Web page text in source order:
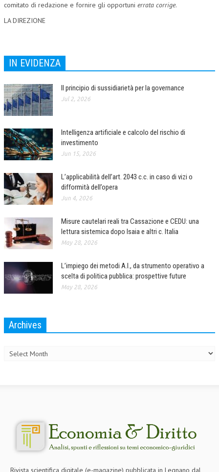
MATERIALE DIDATTICO
comitato di redazione e fornire gli opportuni errata corrige.
LA DIREZIONE
IN EVIDENZA
Il principio di sussidiarietà per la governance
Jul 2, 2026
Intelligenza artificiale e calcolo del rischio di
investimento
Jun 15, 2026
L’applicabilità dell’art. 2043 c.c. in caso di vizi o
difformità dell’opera
Jun 4, 2026
Misure cautelari reali tra Cassazione e CEDU: una
lettura sistemica dopo Isaia e altri c. Italia
May 28, 2026
L’impiego dei metodi A.I., da strumento operativo a
scelta di politica pubblica: prospettive future
May 28, 2026
Archives
Rivista scientifica digitale (e-magazine) pubblicata in Legnano dal